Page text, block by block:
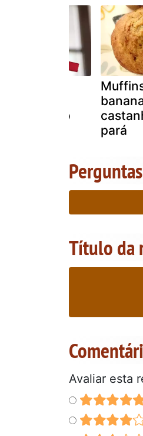
do
pará
Perguntas
Título da
Avaliar esta